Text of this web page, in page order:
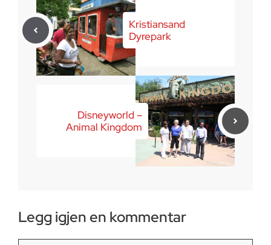
Kristiansand
Dyrepark
Disneyworld –
Animal Kingdom
Legg igjen en kommentar